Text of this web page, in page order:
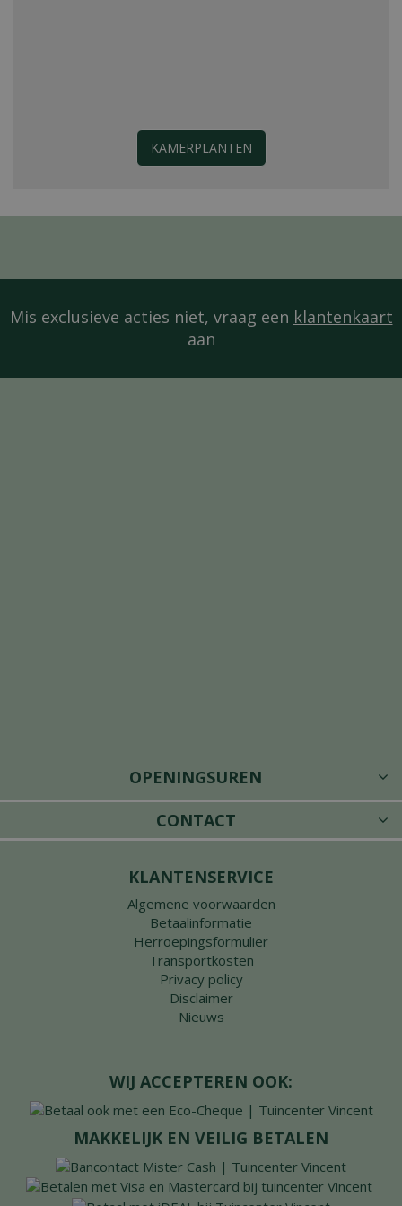
KAMERPLANTEN
Mis exclusieve acties niet, vraag een klantenkaart
aan
OPENINGSUREN
CONTACT
KLANTENSERVICE
Algemene voorwaarden
Betaalinformatie
Herroepingsformulier
Transportkosten
Privacy policy
Disclaimer
Nieuws
WIJ ACCEPTEREN OOK:
MAKKELIJK EN VEILIG BETALEN